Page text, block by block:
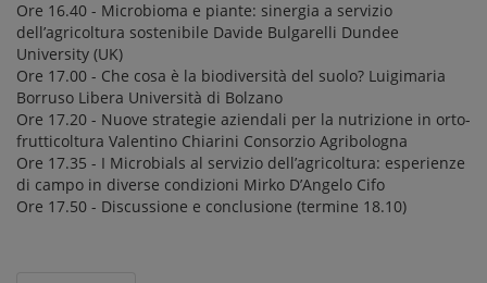
Ore 16.40 - Microbioma e piante: sinergia a servizio
dell’agricoltura sostenibile Davide Bulgarelli Dundee
University (UK)
Ore 17.00 - Che cosa è la biodiversità del suolo? Luigimaria
Borruso Libera Università di Bolzano
Ore 17.20 - Nuove strategie aziendali per la nutrizione in orto-
frutticoltura Valentino Chiarini Consorzio Agribologna
Ore 17.35 - I Microbials al servizio dell’agricoltura: esperienze
di campo in diverse condizioni Mirko D’Angelo Cifo
Ore 17.50 - Discussione e conclusione (termine 18.10)